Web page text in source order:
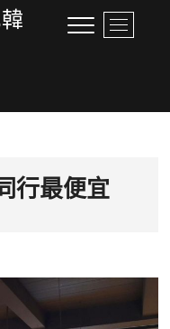
M
e
n
行最便宜